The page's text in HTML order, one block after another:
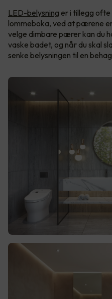
LED-belysning er i tillegg
lommeboka, ved at pærene
velge dimbare pærer kan du
vaske badet, og når du skal
senke belysningen til en